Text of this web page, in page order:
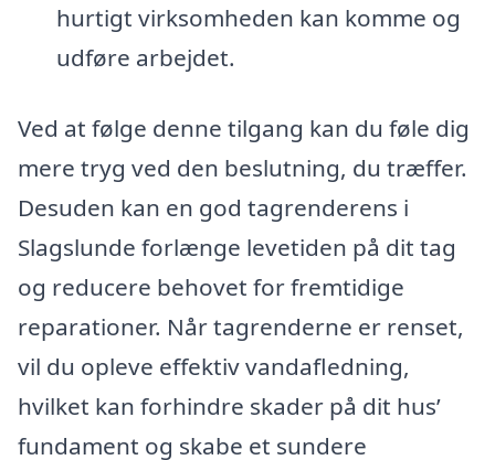
hurtigt virksomheden kan komme og
udføre arbejdet.
Ved at følge denne tilgang kan du føle dig
mere tryg ved den beslutning, du træffer.
Desuden kan en god tagrenderens i
Slagslunde forlænge levetiden på dit tag
og reducere behovet for fremtidige
reparationer. Når tagrenderne er renset,
vil du opleve effektiv vandafledning,
hvilket kan forhindre skader på dit hus’
fundament og skabe et sundere